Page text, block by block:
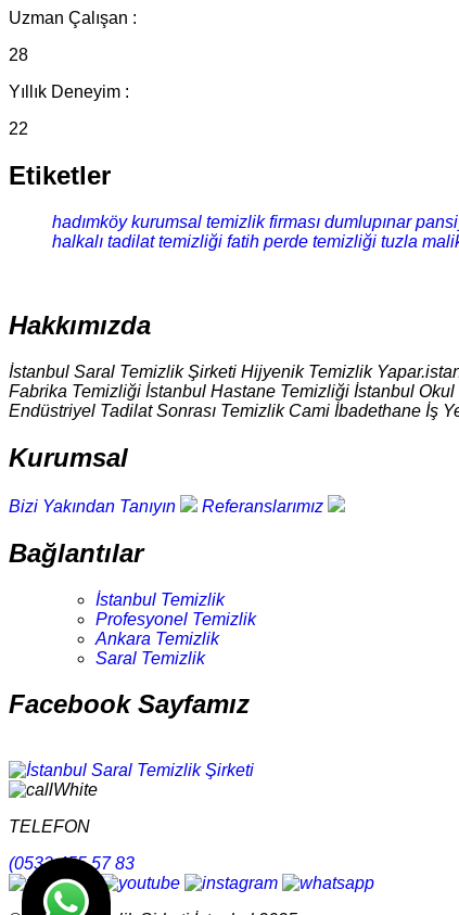
Uzman Çalışan :
28
Yıllık Deneyim :
22
Etiketler
hadımköy kurumsal temizlik firması dumlupınar
halkalı tadilat temizliği fatih perde temizliği tuzla
Hakkımızda
İstanbul Saral Temizlik Şirketi Hijyenik Temizlik
Fabrika Temizliği İstanbul Hastane Temizliği İstanbul
Endüstriyel Tadilat Sonrası Temizlik Cami İbadethane İş
Kurumsal
Bizi Yakından Tanıyın Referanslarımız
Bağlantılar
İstanbul Temizlik
Profesyonel Temizlik
Ankara Temizlik
Saral Temizlik
Facebook Sayfamız
TELEFON
(0532 455 57 83